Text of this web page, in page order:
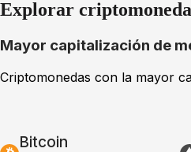
Explorar
Mayor capitalización de
Criptomonedas con la mayor
Bitcoin